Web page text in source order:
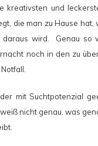
und
die man zu Hause
wird. Genau so
noch in den zu
mit Suchtpotenzial
nicht genau, was